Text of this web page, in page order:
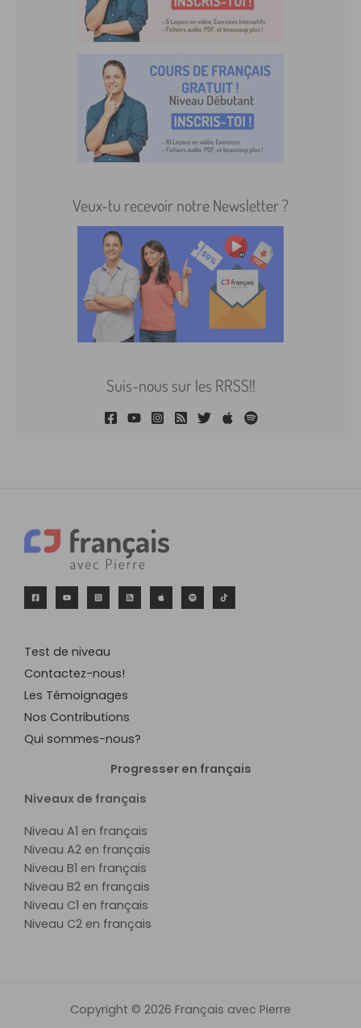
Veux-tu recevoir notre Newsletter ?
Suis-nous sur les RRSS!!
Test de niveau
Contactez-nous!
Les Témoignages
Nos Contributions
Qui sommes-nous?
Progresser en français
Niveaux de français
Niveau A1 en français
Niveau A2 en français
Niveau B1 en français
Niveau B2 en français
Niveau C1 en français
Niveau C2 en français
Copyright © 2026 Français avec Pierre